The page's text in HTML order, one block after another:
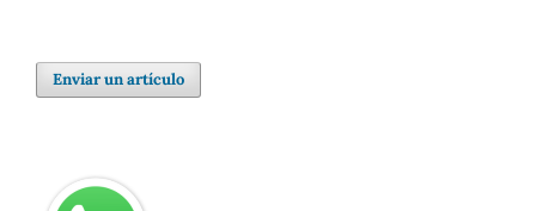
Enviar un artículo